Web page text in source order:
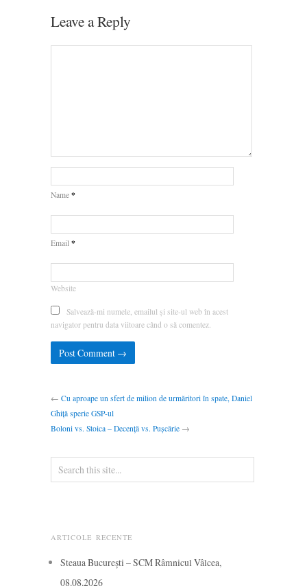
Leave a Reply
Name *
Email *
Website
Salvează-mi numele, emailul și site-ul web în acest
navigator pentru data viitoare când o să comentez.
← Cu aproape un sfert de milion de urmăritori în spate, Daniel
Ghiță sperie GSP-ul
Boloni vs. Stoica – Decență vs. Pușcărie →
ARTICOLE RECENTE
Steaua București – SCM Râmnicul Vâlcea,
08.08.2026